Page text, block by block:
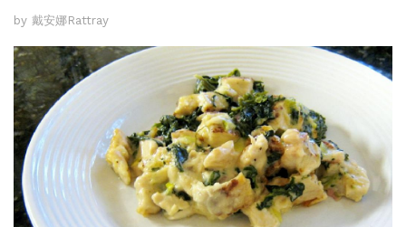
by 戴安娜Rattray